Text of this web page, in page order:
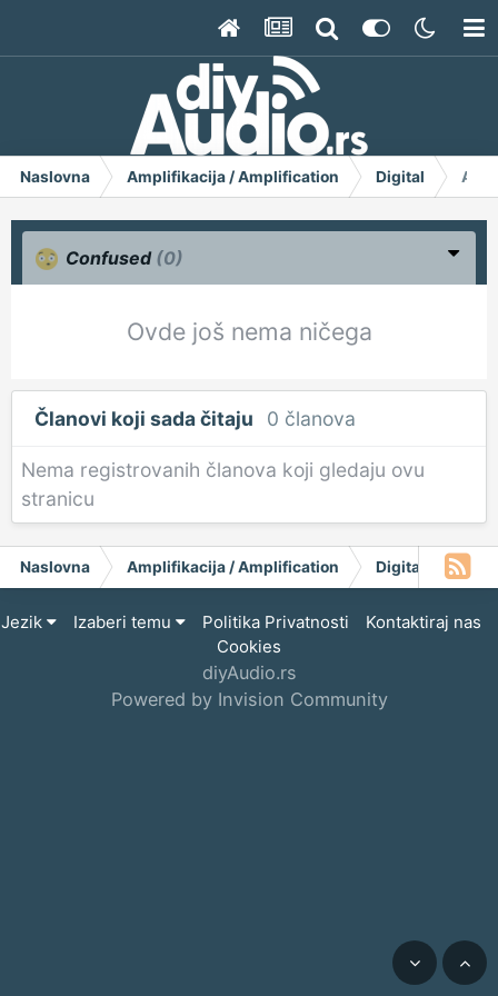
Naslovna Amplifikacija / Amplification Digital
Confused (0)
Ovde još nema ničega
Članovi koji sada čitaju 0 članova
Nema registrovanih članova koji gledaju ovu
stranicu
Naslovna Amplifikacija / Amplification Digital
Jezik Izaberi temu Politika Privatnosti
Kontaktiraj nas
Cookies
diyAudio.rs
Powered by Invision Community